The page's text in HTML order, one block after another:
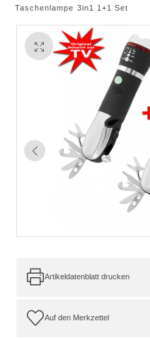
Taschenlampe 3in1 1+1 Set
Artikeldatenblatt drucken